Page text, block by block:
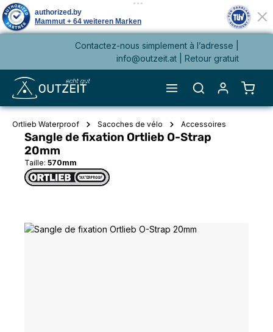
Contactez-nous simplement à l’adresse |
info@outzeit.at
| Retour gratuit
Le
Ortlieb Waterproof Sacoches de vélo Accessoires
Sangle de fixation Ortlieb O-Strap
20mm
Taille: 570mm
Ignorer la galerie d'images